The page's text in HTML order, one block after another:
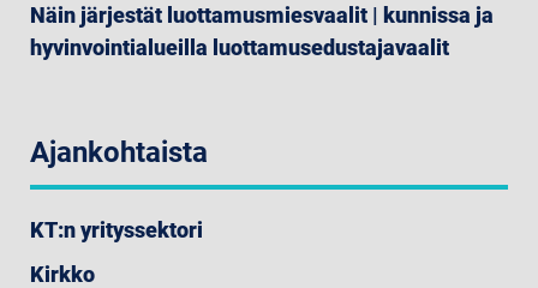
Näin järjestät luottamusmiesvaalit | kunnissa ja
hyvinvointialueilla luottamusedustajavaalit
Ajankohtaista
KT:n yrityssektori
Kirkko